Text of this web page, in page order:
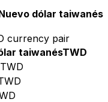
dólar taiwanés
currency pair
taiwanésTWD
TWD